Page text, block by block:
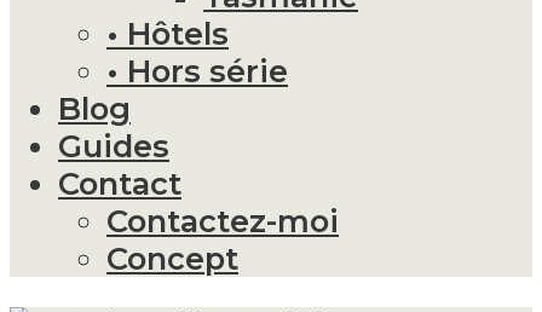
• Hôtels
• Hors série
Blog
Guides
Contact
Contactez-moi
Concept